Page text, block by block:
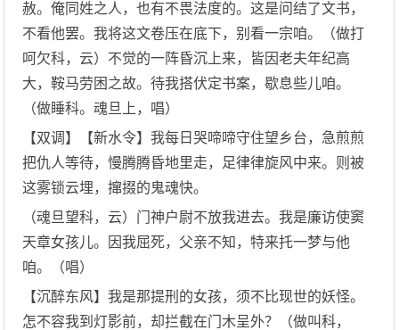
赦。俺同姓之人，也有不畏法度的。这是问结了文书，
不看他罢。我将这文卷压在底下，别看一宗咱。（做打
呵欠科，云）不觉的一阵昏沉上来，皆因老夫年纪高
大，鞍马劳困之故。待我搭伏定书案，歇息些儿咱。
（做睡科。魂旦上，唱）
【双调】【新水令】我每日哭啼啼守住望乡台，急煎煎
把仇人等待，慢腾腾昏地里走，足律律旋风中来。则被
这雾锁云埋，撺掇的鬼魂快。
（魂旦望科，云）门神户尉不放我进去。我是廉访使窦
天章女孩儿。因我屈死，父亲不知，特来托一梦与他
咱。（唱）
【沉醉东风】我是那提刑的女孩，须不比现世的妖怪。
怎不容我到灯影前，却拦截在门木呈外？（做叫科，